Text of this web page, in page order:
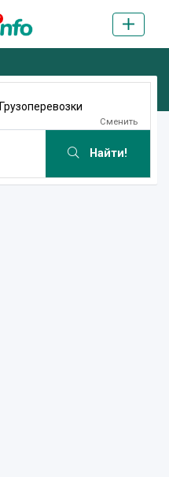
Грузоперевозки
Сменить
Найти!